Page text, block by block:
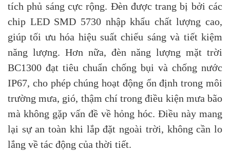
tích phủ sáng cực rộng. Đèn được trang bị bởi các
chip LED SMD 5730 nhập khẩu chất lượng cao,
giúp tối ưu hóa hiệu suất chiếu sáng và tiết kiệm
năng lượng. Hơn nữa, đèn năng lượng mặt trời
BC1300 đạt tiêu chuẩn chống bụi và chống nước
IP67, cho phép chúng hoạt động ổn định trong môi
trường mưa, gió, thậm chí trong điều kiện mưa bão
mà không gặp vấn đề về hỏng hóc. Điều này mang
lại sự an toàn khi lắp đặt ngoài trời, không cần lo
lắng về tác động của thời tiết.